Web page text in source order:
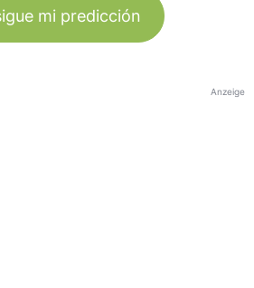
mi predicción
Anzeige